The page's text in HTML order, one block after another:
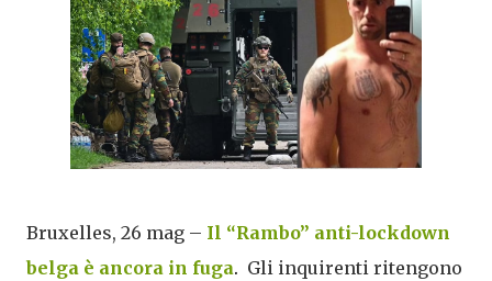
Bruxelles, 26 mag – Il “Rambo” anti-lockdown
belga è ancora in fuga. Gli inquirenti ritengono